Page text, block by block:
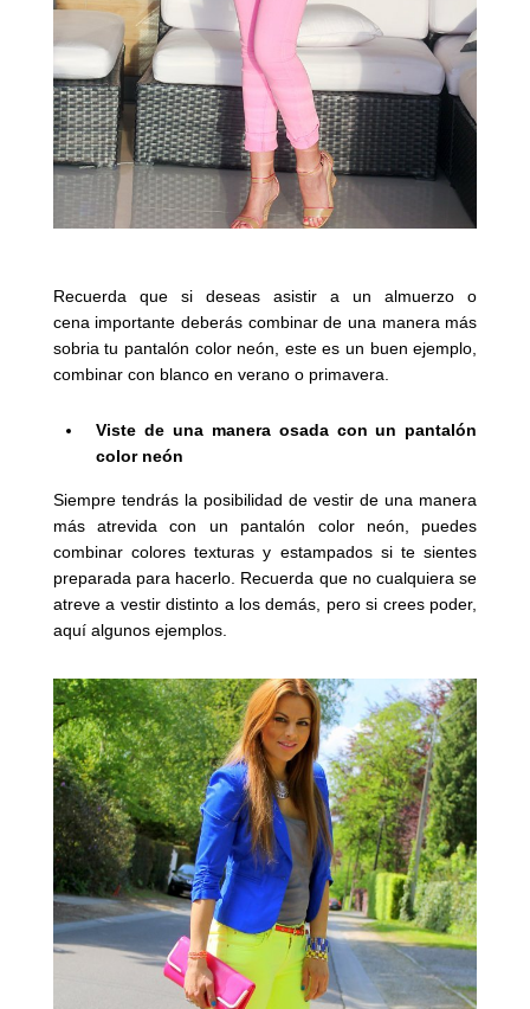
Recuerda que si deseas asistir a un almuerzo o
cena importante deberás combinar de una manera más
sobria tu pantalón color neón, este es un buen ejemplo,
combinar con blanco en verano o primavera.
Viste de una manera osada con un pantalón
color neón
Siempre tendrás la posibilidad de vestir de una manera
más atrevida con un pantalón color neón, puedes
combinar colores texturas y estampados si te sientes
preparada para hacerlo. Recuerda que no cualquiera se
atreve a vestir distinto a los demás, pero si crees poder,
aquí algunos ejemplos.